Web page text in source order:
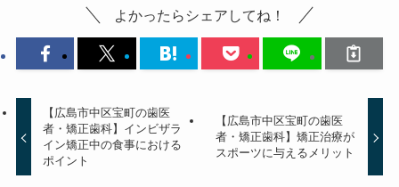
よかったらシェアしてね！
【広島市中区宝町の歯医
者・矯正歯科】インビザラ
イン矯正中の食事における
ポイント
【広島市中区宝町の歯医
者・矯正歯科】矯正治療が
スポーツに与えるメリット